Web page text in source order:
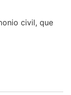
civil, que